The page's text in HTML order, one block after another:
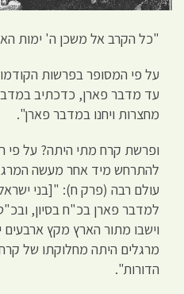
"כל הקרב אל משכן ה' ימות
על פי המסופר בפרשות
עד מדבר פארן, כדכתיב
מחצרות ויחנו במדבר פארן".
ופרשת קרח מתי היתה? על פי
להתרחש מיד אחר מעשה
עולם רבה (פרק ח): "[בני
למדבר פארן בכ"ח בסיון,
וישבו מתור הארץ מקץ
מרגלים היתה מחלוקתו של
הדורות".